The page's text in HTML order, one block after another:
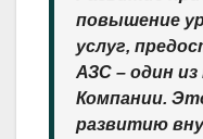
повышение
услуг,
АЗС – один
Компании.
развитию